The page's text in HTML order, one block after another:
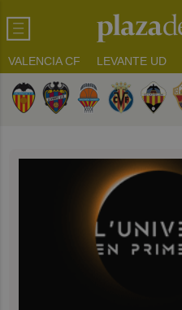
VALENCIA CF LEVANTE UD